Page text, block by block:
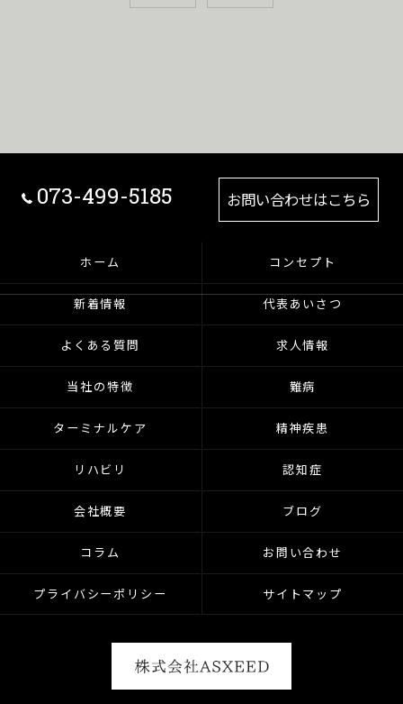
073-499-5185 お問い合わせはこちら
ホーム コンセプト
新着情報 代表あいさつ
よくある質問 求人情報
当社の特徴 難病
ターミナルケア 精神疾患
リハビリ 認知症
会社概要 ブログ
コラム お問い合わせ
プライバシーポリシー サイトマップ